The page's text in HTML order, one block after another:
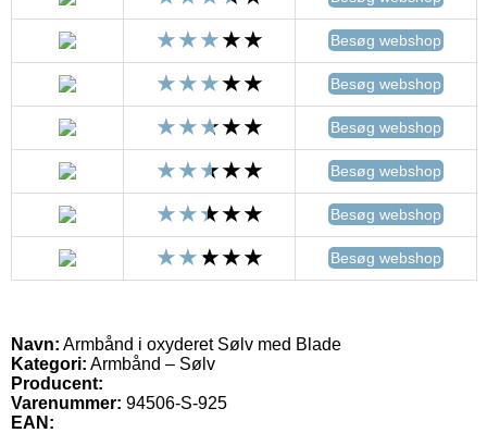
Besøg webshop
Besøg webshop
Besøg webshop
Besøg webshop
Besøg webshop
Besøg webshop
Navn: Armbånd i oxyderet Sølv med Blade
Kategori: Armbånd – Sølv
Producent:
Varenummer: 94506-S-925
EAN: